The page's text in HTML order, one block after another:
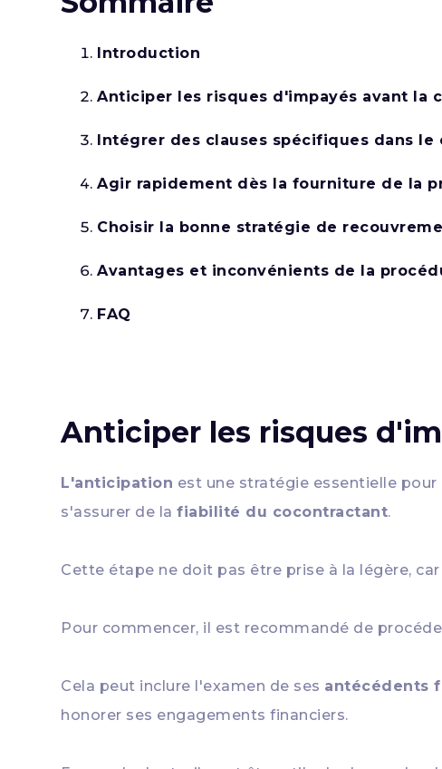
Introduction
Anticiper les risques d'impayés avant la
Intégrer des clauses spécifiques dans le
Agir rapidement dès la fourniture de la
Choisir la bonne stratégie de
Avantages et inconvénients de la
FAQ
Anticiper les risques
L'anticipation est une stratégie essentielle pour
s'assurer de lafiabilité du cocontractant.
Cette étape ne doit pas être prise à la légère,
Pour commencer, il est recommandé de
Cela peut inclure l'examen de ses antécédents
honorer ses engagements financiers.